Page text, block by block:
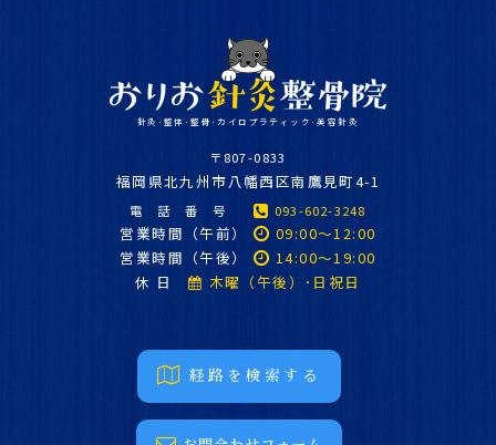
針灸･整体･整骨･カイロプラティック･美容針灸
〒807-0833
福岡県北九州市八幡西区南鷹見町4-1
電 話 番 号 093-602-3248
営業時間（午前）
09:00～12:00
営業時間（午後）
14:00～19:00
休 日
木曜（午後）･日祝日
経路を検索する